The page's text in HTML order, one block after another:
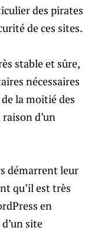
des pirates
de ces sites.
stable et sûre,
nécessaires
la moitié des
d’un
démarrent leur
qu’il est très
en
site